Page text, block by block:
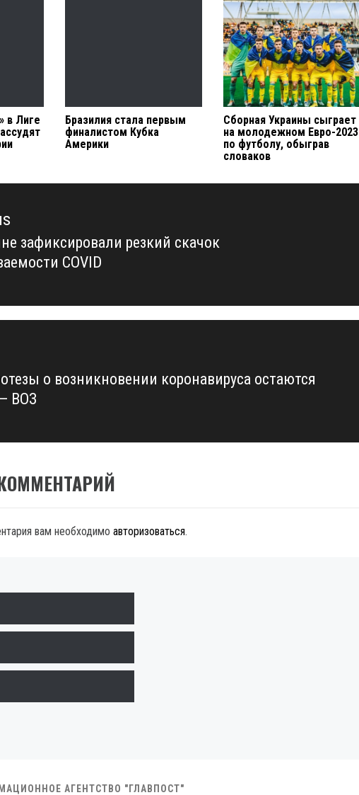
в Лиге
Бразилия стала первым
финалистом Кубка
Америки
Сборная Украины сыграет
на молодежном Евро-2023
по футболу, обыграв
словаков
зафиксировали резкий скачок
COVID
о возникновении коронавируса остаются
ВОЗ
вам необходимо авторизоваться.
АГЕНТСТВО "ГЛАВПОСТ"